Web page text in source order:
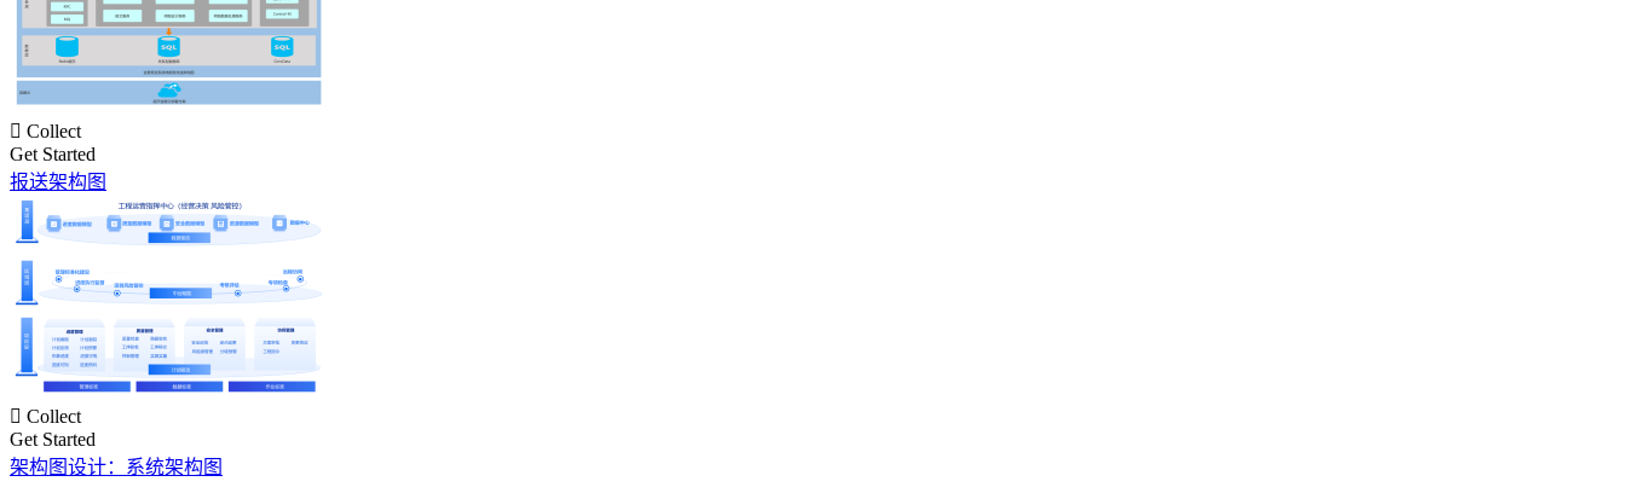
 Collect
Get Started
报送架构图
 Collect
Get Started
架构图设计：系统架构图